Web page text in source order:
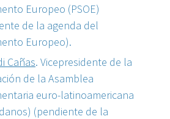
Europeo (PSOE)
de la agenda del
Europeo).
Cañas. Vicepresidente de la
de la Asamblea
euro-latinoamericana
(pendiente de la